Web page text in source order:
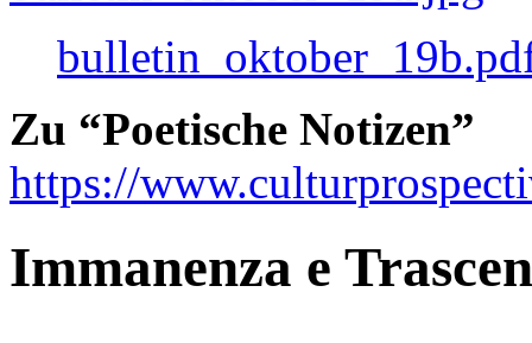
Zu “Poetische Notizen”
https://
Immanenza e